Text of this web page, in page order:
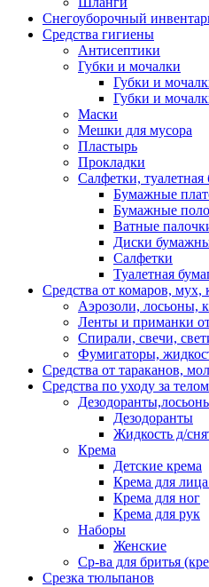
Снегоуборочный
Средства гигиены
Антисептики
Губки и мочалки
Губки и
Губки и
Маски
Мешки для мусора
Пластырь
Прокладки
Салфетки, туалетная
Бумажные
Бумажные
Ватные
Диски
Салфетки
Туалетная
Средства от комаров, мух,
Аэрозоли, лосьоны,
Ленты и приманки
Спирали, свечи,
Фумигаторы,
Средства от тараканов,
Средства по уходу за телом
Дезодоранты
Жидкость д/
Крема
Детские крема
Крема для лица
Крема для ног
Крема для рук
Наборы
Женские
Ср-ва для бритья
Срезка тюльпанов